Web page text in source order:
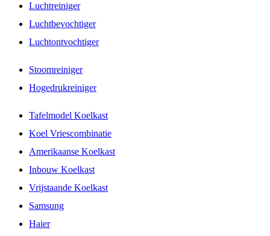
Luchtreiniger
Luchtbevochtiger
Luchtontvochtiger
Stoomreiniger
Hogedrukreiniger
Tafelmodel Koelkast
Koel Vriescombinatie
Amerikaanse Koelkast
Inbouw Koelkast
Vrijstaande Koelkast
Samsung
Haier